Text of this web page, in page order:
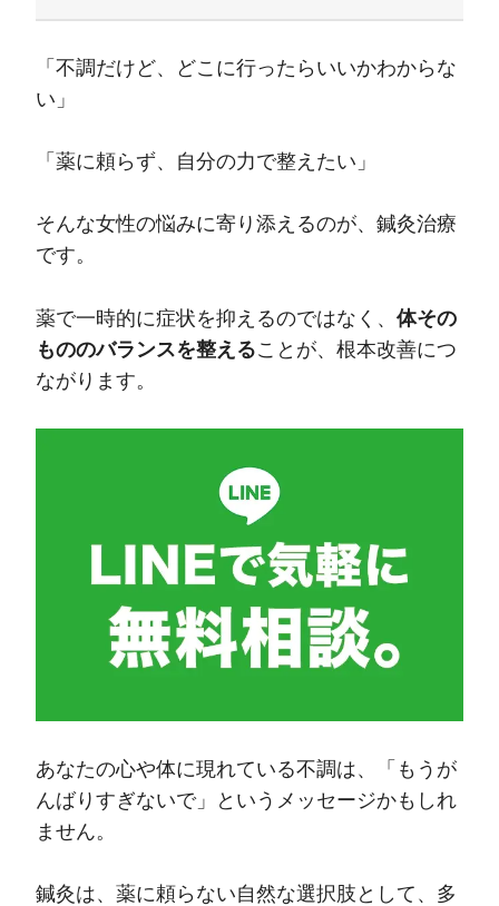
「不調だけど、どこに行ったらいいかわからな
い」
「薬に頼らず、自分の力で整えたい」
そんな女性の悩みに寄り添えるのが、鍼灸治療
です。
薬で一時的に症状を抑えるのではなく、 体その
もののバランスを整えることが、根本改善につ
ながります。
あなたの心や体に現れている不調は、「もうが
んばりすぎないで」というメッセージかもしれ
ません。
鍼灸は、薬に頼らない自然な選択肢として、多